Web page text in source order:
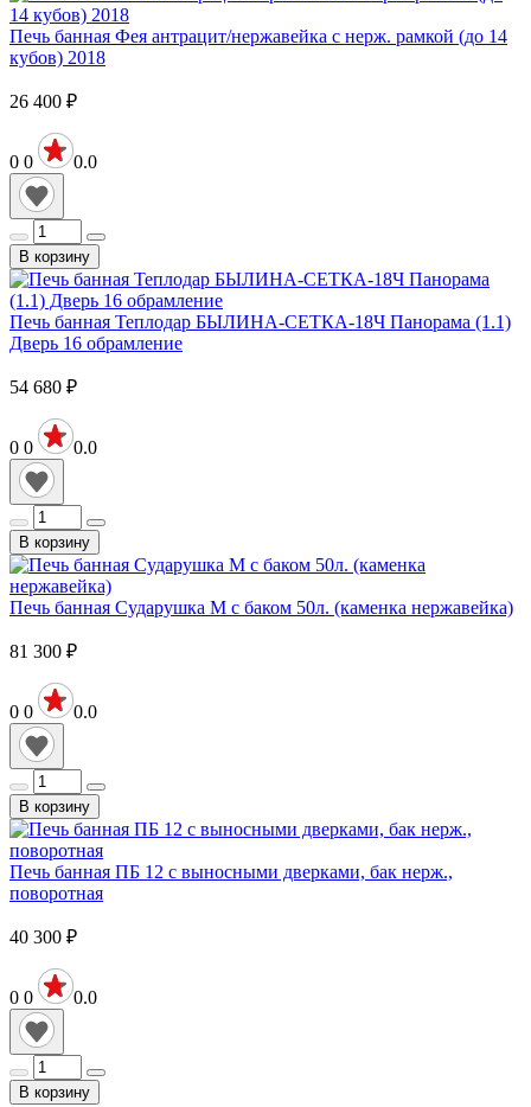
Печь банная Фея антрацит/нержавейка с нерж. рамкой (до 14
кубов) 2018
26 400 ₽
0 0 0.0
В корзину
Печь банная Теплодар БЫЛИНА-СЕТКА-18Ч Панорама (1.1)
Дверь 16 обрамление
54 680 ₽
0 0 0.0
В корзину
Печь банная Сударушка М с баком 50л. (каменка нержавейка)
81 300 ₽
0 0 0.0
В корзину
Печь банная ПБ 12 с выносными дверками, бак нерж.,
поворотная
40 300 ₽
0 0 0.0
В корзину